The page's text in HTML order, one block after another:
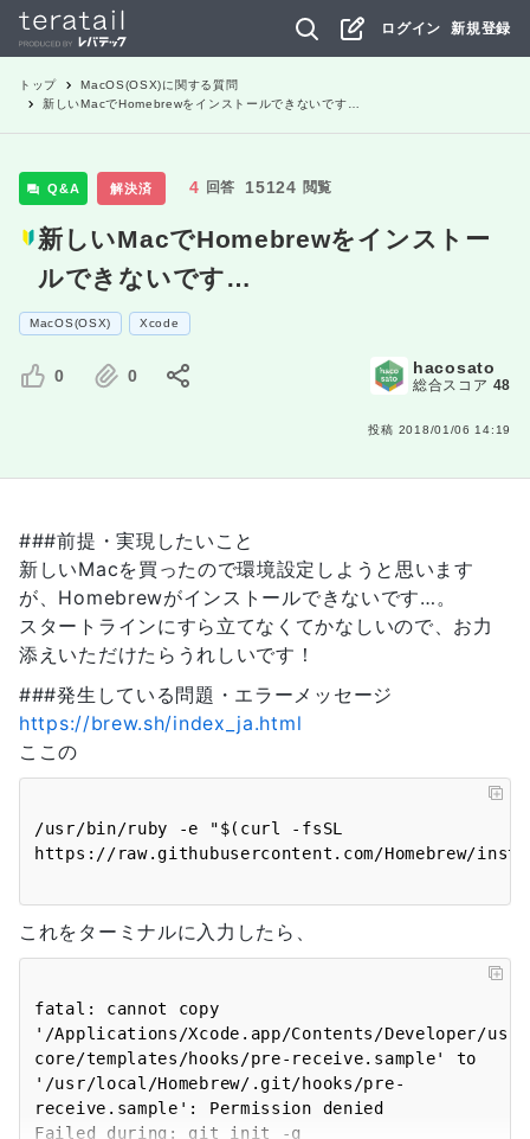
ログイン 新規登録
トップ MacOS(OSX)に関する質問
新しいMacでHomebrewをインストールできないです…
Q&A 解決済 4 回答 15124 閲覧
新しいMacでHomebrewをインストー
ルできないです…
MacOS(OSX) Xcode
0 0 hacosato
総合スコア 48
投稿 2018/01/06 14:19
###前提・実現したいこと
新しいMacを買ったので環境設定しようと思います
が、Homebrewがインストールできないです…。
スタートラインにすら立てなくてかなしいので、お力
添えいただけたらうれしいです！
###発生している問題・エラーメッセージ
https://brew.sh/index_ja.html
ここの
/usr/bin/ruby -e "$(curl -fsSL
これをターミナルに入力したら、
fatal: cannot copy
'/Applications/Xcode.app/Contents/Developer/
core/templates/hooks/pre-receive.sample' to
'/usr/local/Homebrew/.git/hooks/pre-
receive.sample': Permission denied